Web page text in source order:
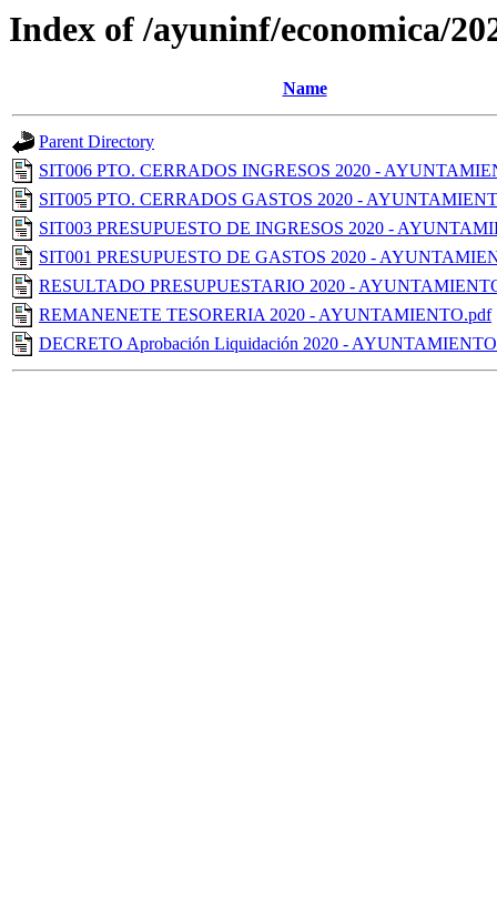
Index of /ayuninf/economica/
Name
Parent Directory
SIT006 PTO. CERRADOS INGRESOS 2020 -
SIT005 PTO. CERRADOS GASTOS 2020 -
SIT003 PRESUPUESTO DE INGRESOS 2020 -
SIT001 PRESUPUESTO DE GASTOS 2020 -
RESULTADO PRESUPUESTARIO 2020 -
REMANENETE TESORERIA 2020 - AYUNTAMIENTO.pdf
DECRETO Aprobación Liquidación 2020 -